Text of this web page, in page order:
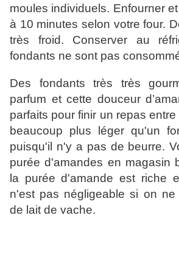
moules individuels. Enfourner
à 10 minutes selon votre four.
très froid. Conserver au
fondants ne sont pas
Des fondants très très
parfum et cette douceur
parfaits pour finir un repas
beaucoup plus léger qu'un
puisqu'il n'y a pas de beurre.
purée d'amandes en magasin
la purée d'amande est riche
n'est pas négligeable si on ne
de lait de vache.